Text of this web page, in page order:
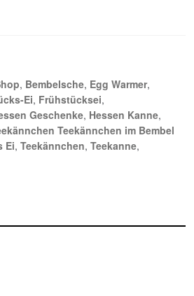
, Bembelsche, Egg Warmer,
Ei, Frühstücksei,
Geschenke, Hessen Kanne,
Teekännchen im Bembel
Ei, Teekännchen, Teekanne,